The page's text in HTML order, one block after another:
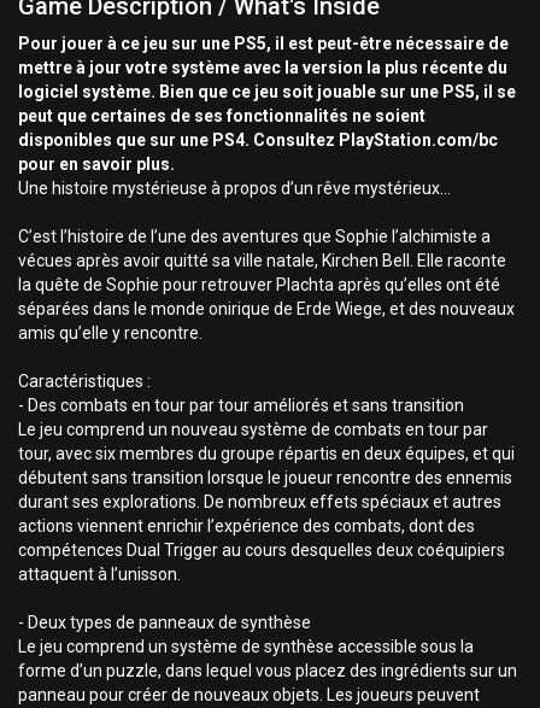
Game Description / What's Inside
Pour jouer à ce jeu sur une PS5, il est peut-être nécessaire de
mettre à jour votre système avec la version la plus récente du
logiciel système. Bien que ce jeu soit jouable sur une PS5, il se
peut que certaines de ses fonctionnalités ne soient
disponibles que sur une PS4. Consultez PlayStation.com/bc
pour en savoir plus.
Une histoire mystérieuse à propos d’un rêve mystérieux...
C’est l’histoire de l’une des aventures que Sophie l’alchimiste a
vécues après avoir quitté sa ville natale, Kirchen Bell. Elle raconte
la quête de Sophie pour retrouver Plachta après qu’elles ont été
séparées dans le monde onirique de Erde Wiege, et des nouveaux
amis qu’elle y rencontre.
Caractéristiques :
- Des combats en tour par tour améliorés et sans transition
Le jeu comprend un nouveau système de combats en tour par
tour, avec six membres du groupe répartis en deux équipes, et qui
débutent sans transition lorsque le joueur rencontre des ennemis
durant ses explorations. De nombreux effets spéciaux et autres
actions viennent enrichir l’expérience des combats, dont des
compétences Dual Trigger au cours desquelles deux coéquipiers
attaquent à l’unisson.
- Deux types de panneaux de synthèse
Le jeu comprend un système de synthèse accessible sous la
forme d’un puzzle, dans lequel vous placez des ingrédients sur un
panneau pour créer de nouveaux objets. Les joueurs peuvent